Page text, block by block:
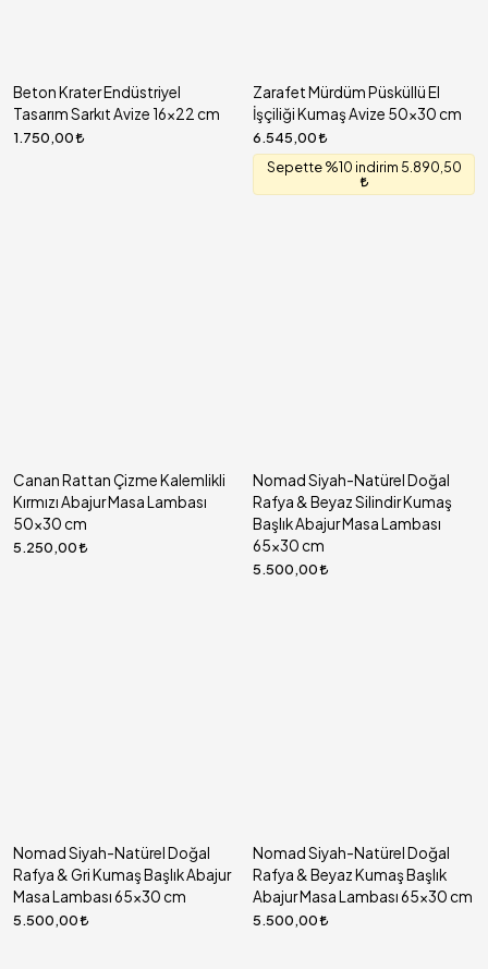
Beton Krater Endüstriyel
Tasarım Sarkıt Avize 16x22 cm
1.750,00
Zarafet Mürdüm Püsküllü El
İşçiliği Kumaş Avize 50x30 cm
6.545,00
Sepette %10 indirim 5.890,50
Canan Rattan Çizme Kalemlikli
Kırmızı Abajur Masa Lambası
50x30 cm
5.250,00
Nomad Siyah-Natürel Doğal
Rafya & Beyaz Silindir Kumaş
Başlık Abajur Masa Lambası
65x30 cm
5.500,00
Nomad Siyah-Natürel Doğal
Rafya & Gri Kumaş Başlık Abajur
Masa Lambası 65x30 cm
5.500,00
Nomad Siyah-Natürel Doğal
Rafya & Beyaz Kumaş Başlık
Abajur Masa Lambası 65x30 cm
5.500,00